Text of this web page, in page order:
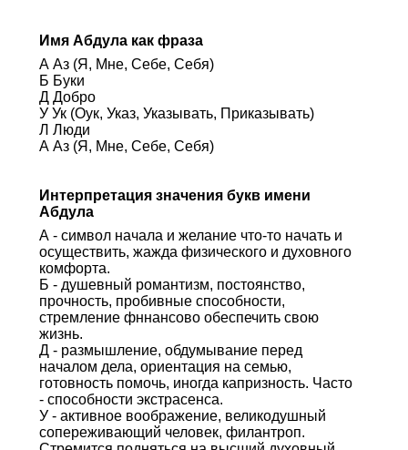
Имя Абдула как фраза
А Аз (Я, Мне, Себе, Себя)
Б Буки
Д Добро
У Ук (Оук, Указ, Указывать, Приказывать)
Л Люди
А Аз (Я, Мне, Себе, Себя)
Интерпретация значения букв имени
Абдула
А - символ начала и желание что-то начать и
осуществить, жажда физического и духовного
комфорта.
Б - душевный романтизм, постоянство,
прочность, пробивные способности,
стремление фннансово обеспечить свою
жизнь.
Д - размышление, обдумывание перед
началом дела, ориентация на семью,
готовность помочь, иногда капризность. Часто
- способности экстрасенса.
У - активное воображение, великодушный
сопереживающий человек, филантроп.